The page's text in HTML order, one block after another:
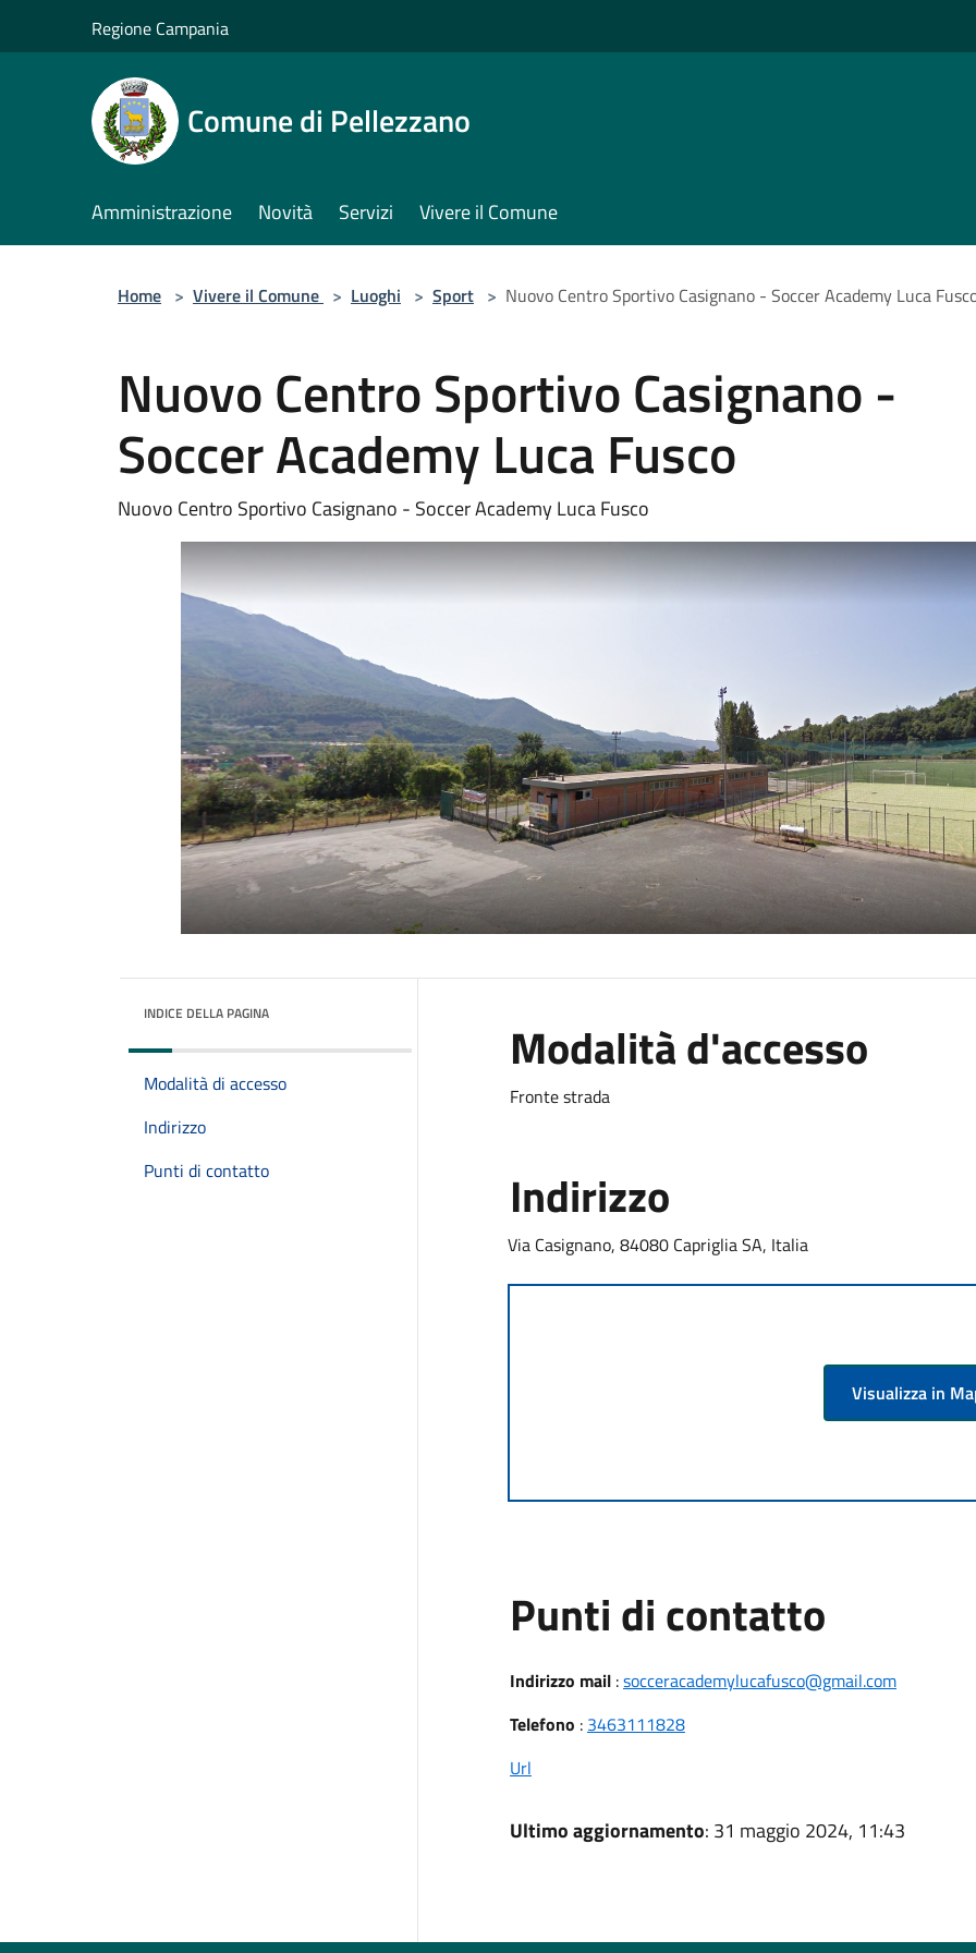
Regione Campania
Comune di Pellezzano
Amministrazione Novità Servizi Vivere il Comune
Home > Vivere il Comune > Luoghi > Sport > Nuovo Centro Sportivo Casignano - Soccer Academy Luca
Nuovo Centro Sportivo Casignano -
Soccer Academy Luca Fusco
Nuovo Centro Sportivo Casignano - Soccer Academy Luca Fusco
INDICE DELLA PAGINA
Modalità di accesso
Indirizzo
Punti di contatto
Modalità d'accesso
Fronte strada
Indirizzo
Via Casignano, 84080 Capriglia SA, Italia
Visualizza in
Punti di contatto
Indirizzo mail:socceracademylucafusco@gmail.com
Telefono : 3463111828
Url
Ultimo aggiornamento: 31 maggio 2024, 11:43